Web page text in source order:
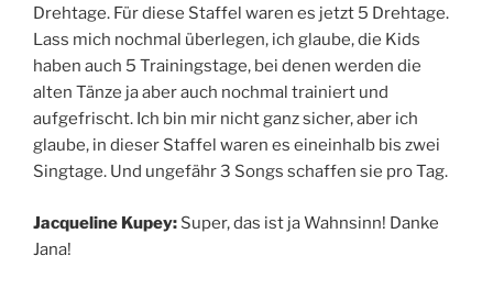
Drehtage. Für diese Staffel waren es jetzt 5 Drehtage.
Lass mich nochmal überlegen, ich glaube, die Kids
haben auch 5 Trainingstage, bei denen werden die
alten Tänze ja aber auch nochmal trainiert und
aufgefrischt. Ich bin mir nicht ganz sicher, aber ich
glaube, in dieser Staffel waren es eineinhalb bis zwei
Singtage. Und ungefähr 3 Songs schaffen sie pro Tag.
Jacqueline Kupey: Super, das ist ja Wahnsinn! Danke
Jana!